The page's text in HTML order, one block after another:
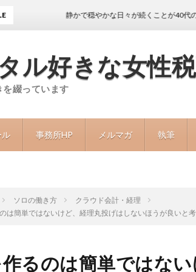
ル好きな女性
綴っています
ル 事務所HP メルマガ 執筆
静かで穏やかな日々が続くことが40代の私の目標
ソロの働き方
クラウド会計・経理
は簡単ではないけど、経理丸投げはしないほうが良いと
るのは簡単ではな